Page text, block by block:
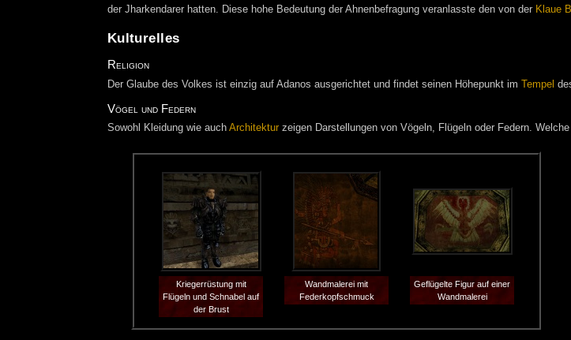
der Jharkendarer hatten. Diese hohe Bedeutung der Ahnenbefragung veranlasste den von der Klaue
Kulturelles
Religion
Der Glaube des Volkes ist einzig auf Adanos ausgerichtet und findet seinen Höhepunkt im Tempel
Vögel und Federn
Sowohl Kleidung wie auch Architekturzeigen Darstellungen von Vögeln, Flügeln oder Federn.
Kriegerrüstung mit
Flügeln und Schnabel auf
der Brust
Wandmalerei mit
Federkopfschmuck
Geflügelte Figur auf einer
Wandmalerei